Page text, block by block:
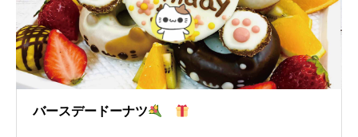
バースデードーナツ